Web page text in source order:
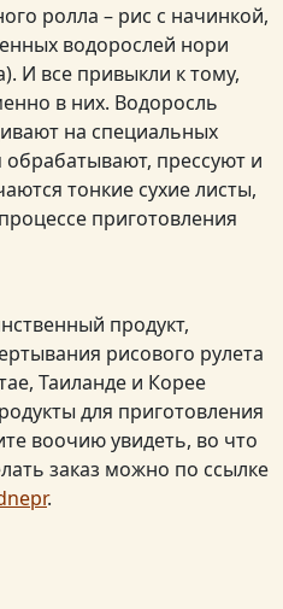
ролла – рис с начинкой,
водорослей нори
И все привыкли к тому,
в них. Водоросль
на специальных
прессуют и
тонкие сухие листы,
приготовления
продукт,
рисового рулета
Таиланде и Корее
для приготовления
воочию увидеть, во что
заказ можно по ссылке
.